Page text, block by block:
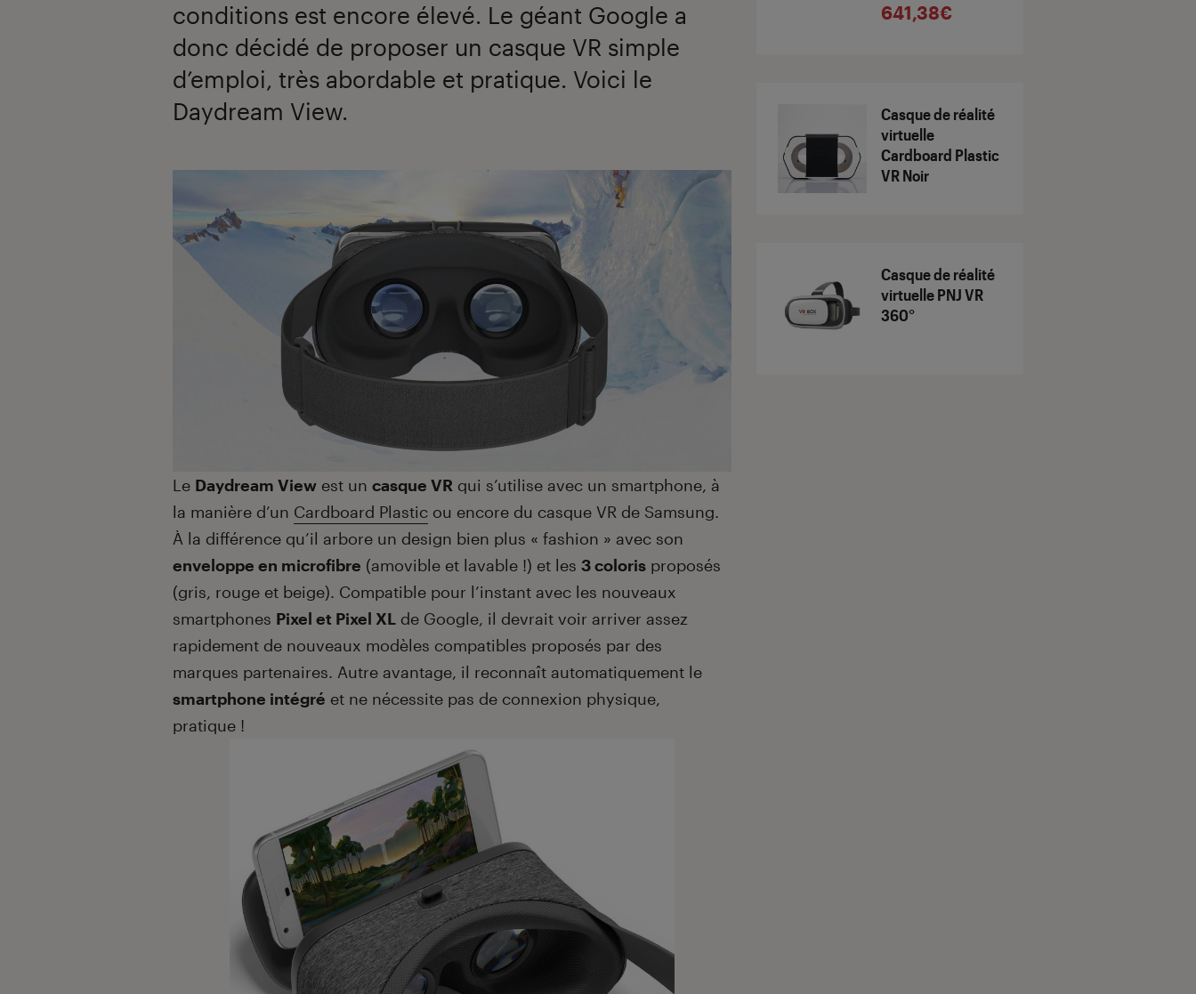
conditions est encore élevé. Le géant Google a
donc décidé de proposer un casque VR simple
d’emploi, très abordable et pratique. Voici le
Daydream View.
Le Daydream View est un casque VR qui s’utilise avec un smartphone, à
la manière d’un Cardboard Plastic ou encore du casque VR de Samsung.
À la différence qu’il arbore un design bien plus « fashion » avec son
enveloppe en microfibre (amovible et lavable !) et les 3 coloris proposés
(gris, rouge et beige). Compatible pour l’instant avec les nouveaux
smartphones Pixel et Pixel XL de Google, il devrait voir arriver assez
rapidement de nouveaux modèles compatibles proposés par des
marques partenaires. Autre avantage, il reconnaît automatiquement le
smartphone intégré et ne nécessite pas de connexion physique,
pratique !
641,38€
Casque de réalité
virtuelle
Cardboard Plastic
VR Noir
Casque de réalité
virtuelle PNJ VR
360°